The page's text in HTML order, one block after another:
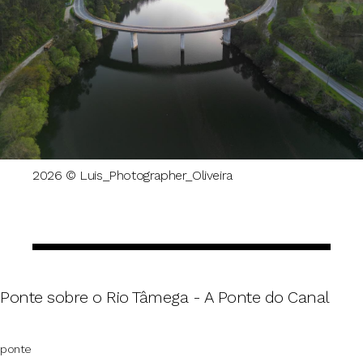
2026 © Luis_Photographer_Oliveira
Ponte sobre o Rio Tâmega - A Ponte do Canal
ponte